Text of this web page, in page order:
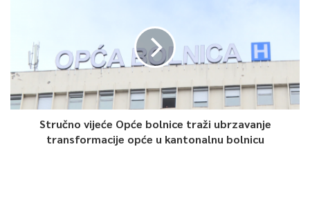
Stručno vijeće Opće bolnice traži ubrzavanje
transformacije opće u kantonalnu bolnicu